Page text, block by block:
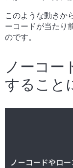
このような動きか
ーコードが当たり
のです。
ノーコー
すること